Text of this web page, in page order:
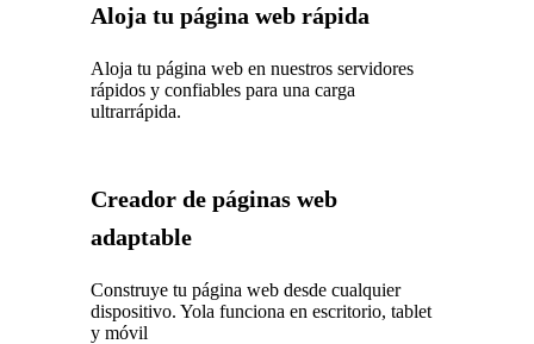
Aloja tu página web rápida
Aloja tu página web en nuestros servidores
rápidos y confiables para una carga
ultrarrápida.
Creador de páginas web
adaptable
Construye tu página web desde cualquier
dispositivo. Yola funciona en escritorio, tablet
y móvil